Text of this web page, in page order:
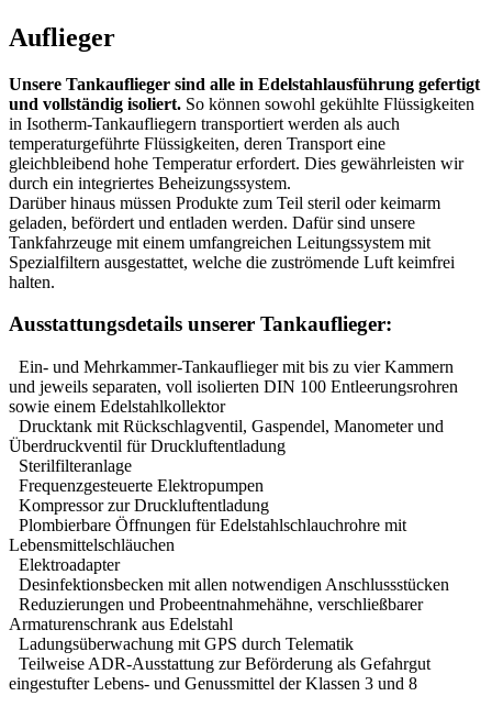
Auflieger
Unsere Tankauflieger sind alle in Edelstahlausführung gefertigt
und vollständig isoliert. So können sowohl gekühlte Flüssigkeiten
in Isotherm-Tankaufliegern transportiert werden als auch
temperaturgeführte Flüssigkeiten, deren Transport eine
gleichbleibend hohe Temperatur erfordert. Dies gewährleisten wir
durch ein integriertes Beheizungssystem.
Darüber hinaus müssen Produkte zum Teil steril oder keimarm
geladen, befördert und entladen werden. Dafür sind unsere
Tankfahrzeuge mit einem umfangreichen Leitungssystem mit
Spezialfiltern ausgestattet, welche die zuströmende Luft keimfrei
halten.
Ausstattungsdetails unserer Tankauflieger:
Ein- und Mehrkammer-Tankauflieger mit bis zu vier Kammern
und jeweils separaten, voll isolierten DIN 100 Entleerungsrohren
sowie einem Edelstahlkollektor
Drucktank mit Rückschlagventil, Gaspendel, Manometer und
Überdruckventil für Druckluftentladung
Sterilfilteranlage
Frequenzgesteuerte Elektropumpen
Kompressor zur Druckluftentladung
Plombierbare Öffnungen für Edelstahlschlauchrohre mit
Lebensmittelschläuchen
Elektroadapter
Desinfektionsbecken mit allen notwendigen Anschlussstücken
Reduzierungen und Probeentnahmehähne, verschließbarer
Armaturenschrank aus Edelstahl
Ladungsüberwachung mit GPS durch Telematik
Teilweise ADR-Ausstattung zur Beförderung als Gefahrgut
eingestufter Lebens- und Genussmittel der Klassen 3 und 8